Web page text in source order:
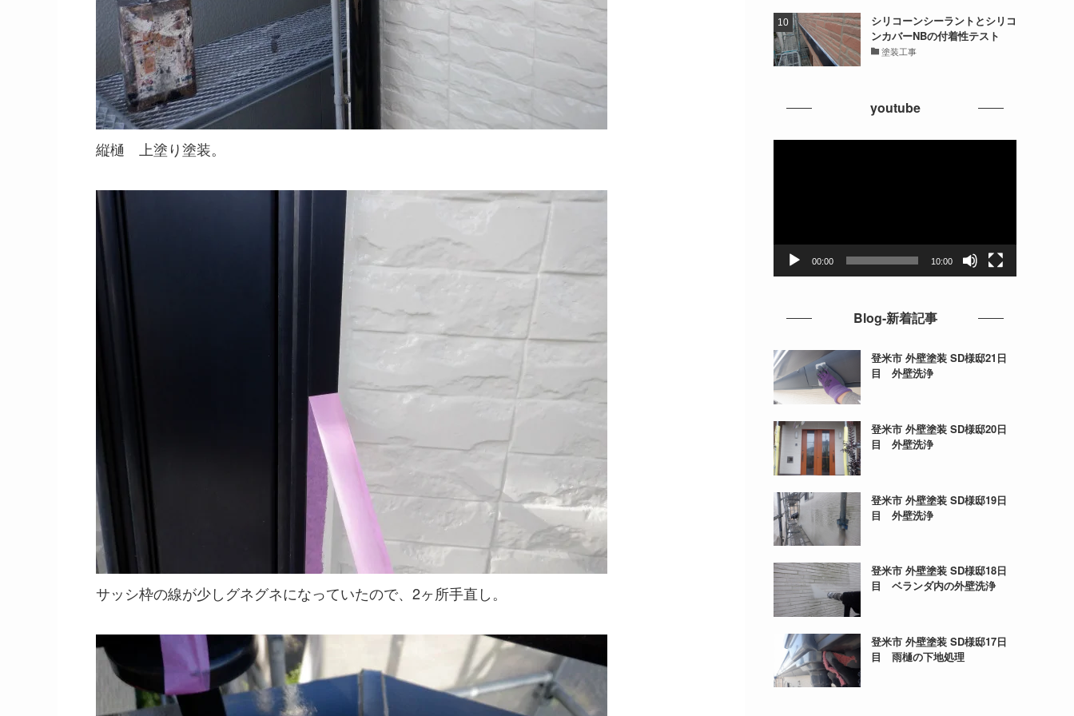
縦樋 上塗り塗装。
サッシ枠の線が少しグネグネになっていたので、2ヶ所手直し。
シリコーンシーラントとシリコ
ンカバーNBの付着性テスト
塗装工事
youtube
00:00 10:00
Blog-新着記事
登米市 外壁塗装 SD様邸21日
目 外壁洗浄
登米市 外壁塗装 SD様邸20日
目 外壁洗浄
登米市 外壁塗装 SD様邸19日
目 外壁洗浄
登米市 外壁塗装 SD様邸18日
目 ベランダ内の外壁洗浄
登米市 外壁塗装 SD様邸17日
目 雨樋の下地処理